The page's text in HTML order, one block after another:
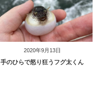
2020年9月13日
手のひらで怒り狂うフグ太くん